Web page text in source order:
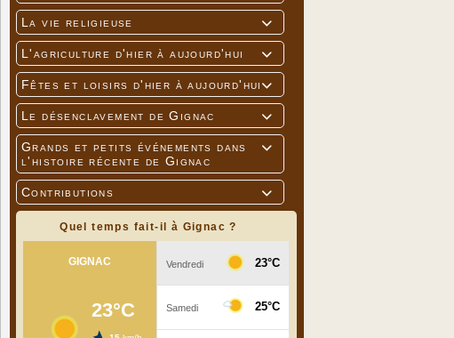

La vie religieuse

L'agriculture d'hier à aujourd'hui

Fêtes et loisirs d'hier à aujourd'hui

Le désenclavement de Gignac

Grands et petits événements dans
l'histoire récente de Gignac

Contributions
Quel temps fait-il à Gignac ?